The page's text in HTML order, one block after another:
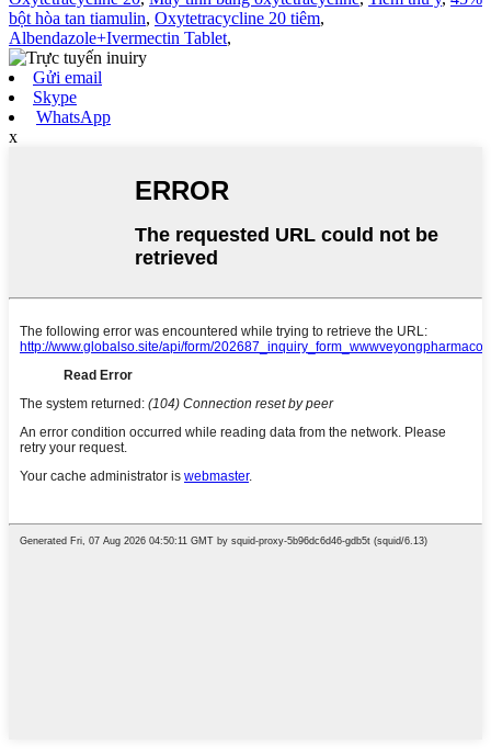
bột hòa tan tiamulin, Oxytetracycline 20 tiêm,
Albendazole+Ivermectin Tablet,
Gửi email
Skype
WhatsApp
x